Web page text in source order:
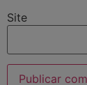
Site